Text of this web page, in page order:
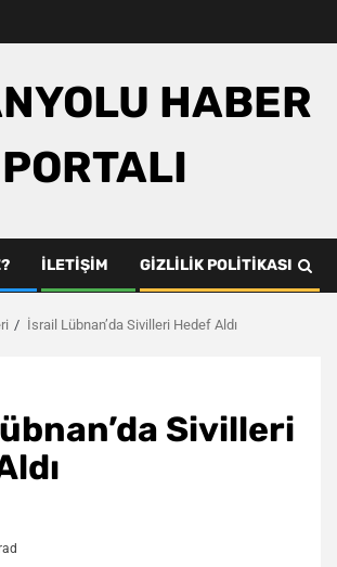
HABER
PORTALI
İLETIŞIM GIZLILIK POLITIKASI
İsrail Lübnan’da Sivilleri Hedef Aldı
Sivilleri